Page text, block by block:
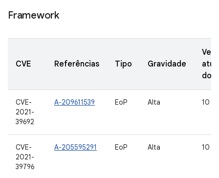
Framework
CVE Referências Tipo Gravidade
do
CVE-
2021-
39692
A-209611539 EoP Alta 10
CVE-
2021-
39796
A-205595291 EoP Alta 10